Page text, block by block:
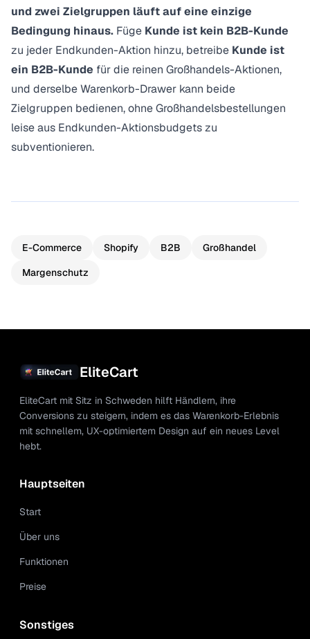
und zwei Zielgruppen läuft auf eine einzige
Bedingung hinaus. Füge Kunde ist kein B2B-Kunde
zu jeder Endkunden-Aktion hinzu, betreibe Kunde ist
ein B2B-Kunde für die reinen Großhandels-Aktionen,
und derselbe Warenkorb-Drawer kann beide
Zielgruppen bedienen, ohne Großhandelsbestellungen
leise aus Endkunden-Aktionsbudgets zu
subventionieren.
E-Commerce Shopify B2B
Großhandel
Margenschutz
EliteCart
EliteCart mit Sitz in Schweden hilft Händlern, ihre
Conversions zu steigern, indem es das Warenkorb-Erlebnis
mit schnellem, UX-optimiertem Design auf ein neues Level
hebt.
Hauptseiten
Start
Über uns
Funktionen
Preise
Sonstiges